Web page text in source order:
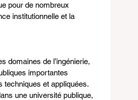
pour de nombreux
institutionnelle et la
domaines de l’ingénierie,
importantes
techniques et appliquées.
une université publique,